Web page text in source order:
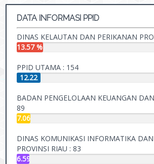
DATA INFORMASI PPID
DINAS KELAUTAN DAN PERIKANAN
13.57 %
PPID UTAMA : 154
12.22
BADAN PENGELOLAAN KEUANGAN
89
7.06
DINAS KOMUNIKASI INFORMATIKA
PROVINSI RIAU : 83
6.59